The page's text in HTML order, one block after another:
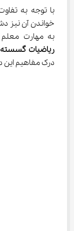
خواندن آن نیز
به مهارت معلم
ریاضیات گسسته
درک مفاهیم